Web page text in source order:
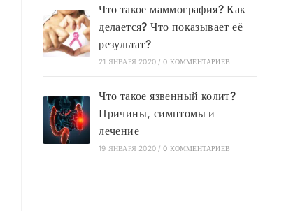
Что такое маммография? Как
делается? Что показывает её
результат?
21 ЯНВАРЯ 2020 / 0 КОММЕНТАРИЕВ
Что такое язвенный колит?
Причины, симптомы и
лечение
19 ЯНВАРЯ 2020 / 0 КОММЕНТАРИЕВ